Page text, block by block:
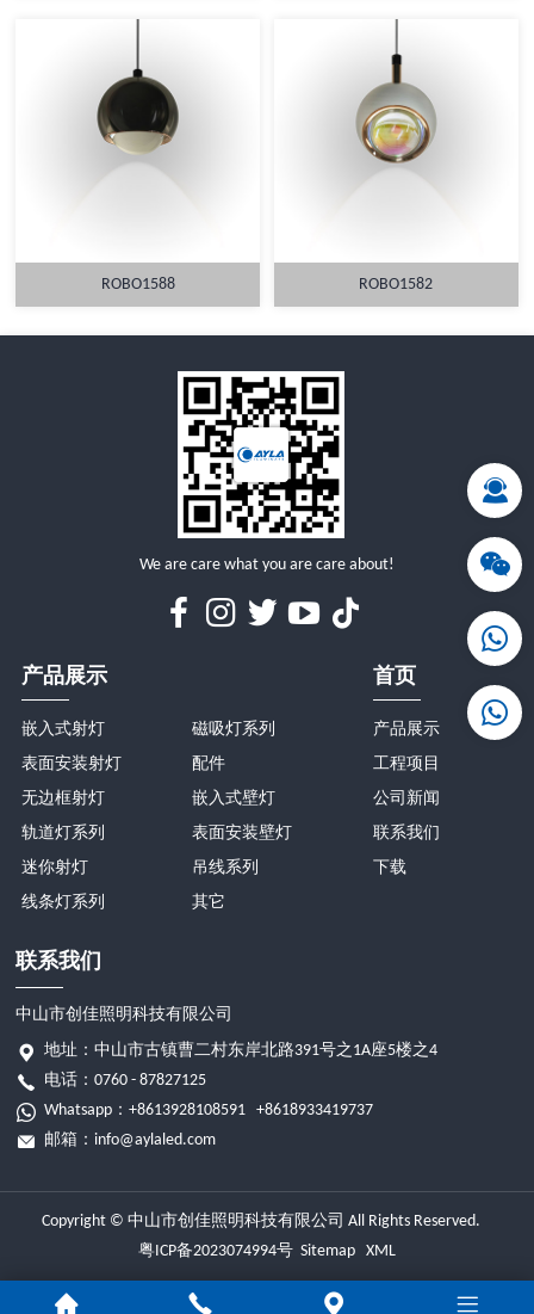
详情 详情
ROBO1588 ROBO1582
We are care what you are care about!
产品展示
嵌入式射灯
表面安装射灯
无边框射灯
轨道灯系列
迷你射灯
线条灯系列
磁吸灯系列
配件
嵌入式壁灯
表面安装壁灯
吊线系列
其它
首页
产品展示
工程项目
公司新闻
联系我们
下载
联系我们
中山市创佳照明科技有限公司
地址：中山市古镇曹二村东岸北路391号之1A座5楼之4
电话：0760 - 87827125
Whatsapp：+8613928108591
+8618933419737
邮箱： info@aylaled.com
Copyright © 中山市创佳照明科技有限公司 All Rights Reserved.
粤ICP备2023074994号 Sitemap XML